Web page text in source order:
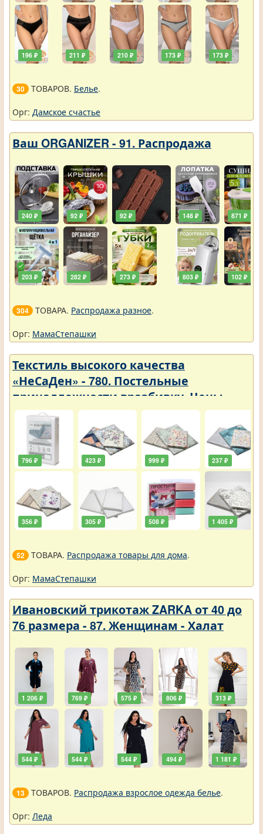
196 ₽ 211 ₽ 210 ₽ 173 ₽ 173 ₽
30 ТОВАРОВ. Белье.
Орг: Дамское счастье
Ваш ORGANIZER - 91. Распродажа
240 ₽
203 ₽
92 ₽
282 ₽
92 ₽
273 ₽
148 ₽
803 ₽
871 ₽
102 ₽
304 ТОВАРА. Распродажа разное.
Орг: МамаСтепашки
Текстиль высокого качества
«НеСаДен» - 780. Постельные
принадлежности вразбивку. Цены
упали
796 ₽
356 ₽
423 ₽
305 ₽
999 ₽
508 ₽
237 ₽
1 405 ₽
52 ТОВАРА. Распродажа товары для дома.
Орг: МамаСтепашки
Ивановский трикотаж ZARKA от 40 до
76 размера - 87. Женщинам - Халат
1 206 ₽
544 ₽
769 ₽
544 ₽
575 ₽
544 ₽
806 ₽
494 ₽
313 ₽
1 181 ₽
13 ТОВАРОВ. Распродажа взрослое одежда белье.
Орг: Леда